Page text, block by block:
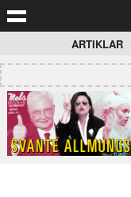
ARTIKLAR